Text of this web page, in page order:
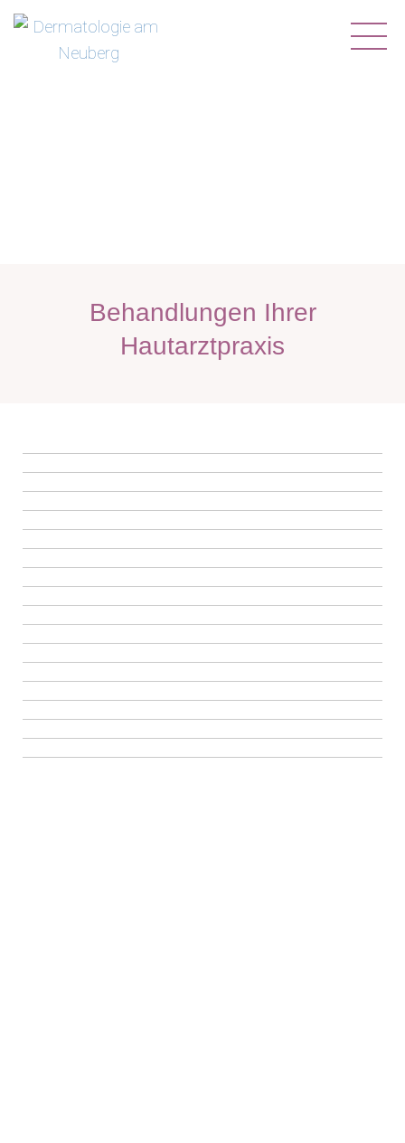
Behandlungen Ihrer
Hautarztpraxis
Navigation
NAGELPILZ (ONYCHOMYKOSE)
ROSACEA (ROSAZEA)
AKNE
BESENREISER
HAARAUSFALL
STARKES SCHWITZEN
(HYPERHIDROSE)
GESCHLECHTSKRANKHEITEN
EKZEM
SCHUPPENFLECHTE (PSORIASIS)
JUCKENDE HAUT / JUCKREIZ
PIGMENTSTÖRUNGEN
LICHTTHERAPIE DER HAUT
MEDIZINISCHE KOSMETIK
LASERBEHANDLUNG
MINIMALINVASIVE
DERMATOCHIRURGIE